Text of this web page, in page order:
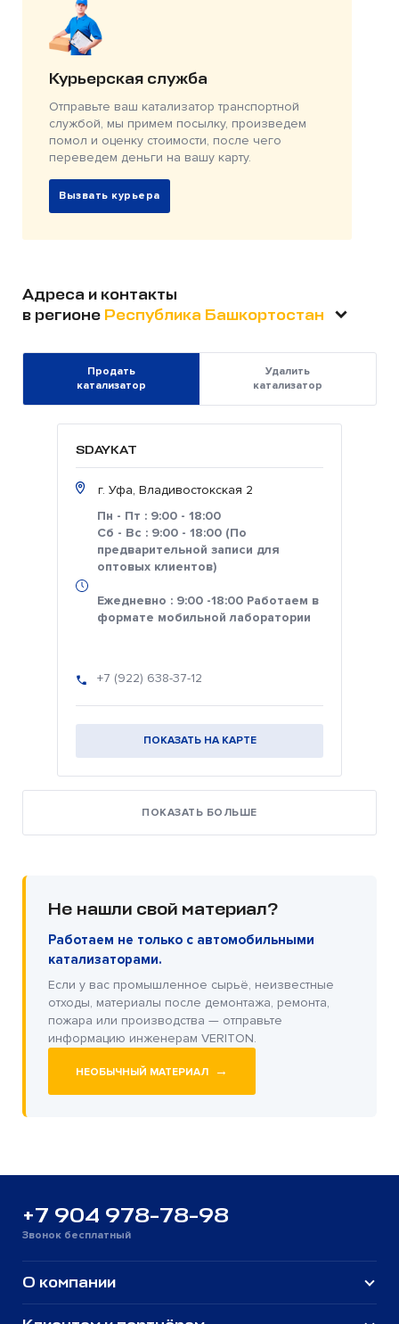
Курьерская служба
Отправьте ваш катализатор транспортной
службой, мы примем посылку, произведем
помол и оценку стоимости, после чего
переведем деньги на вашу карту.
Вызвать курьера
Адреса и контакты
в регионе Республика Башкортостан
Продать
катализатор
Удалить
катализатор
SDAYKAT
г. Уфа, Владивостокская 2
Пн - Пт : 9:00 - 18:00
Сб - Вс : 9:00 - 18:00 (По
предварительной записи для
оптовых клиентов)
Ежедневно : 9:00 -18:00 Работаем в
формате мобильной лаборатории
+7 (922) 638-37-12
ПОКАЗАТЬ НА КАРТЕ
ПОКАЗАТЬ БОЛЬШЕ
Не нашли свой материал?
Работаем не только с автомобильными
катализаторами.
Если у вас промышленное сырьё, неизвестные
отходы, материалы после демонтажа, ремонта,
пожара или производства — отправьте
информацию инженерам VERITON.
НЕОБЫЧНЫЙ МАТЕРИАЛ →
+7 904 978-78-98
Звонок бесплатный
О компании